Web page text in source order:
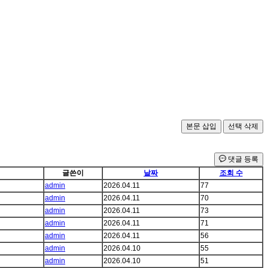
댓글 등록
글쓴이 날짜
조회 수
admin 2026.04.11
77
admin 2026.04.11
70
admin 2026.04.11
73
admin 2026.04.11
71
admin 2026.04.11
56
admin 2026.04.10
55
admin 2026.04.10
51